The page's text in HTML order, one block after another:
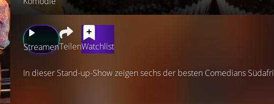
StreamenTeilenWatchlist
In dieser Stand-up-Show zeigen sechs der besten Comedians